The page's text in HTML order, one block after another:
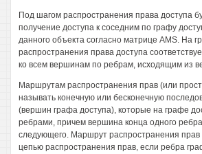
Под шагом распространения права доступа
получение доступа к соседним по графу
данного объекта согласно матрице AMS. На
распространения права доступа
ко всем вершинам по ребрам, исходящим из
Маршрутам распространения прав (или
называть конечную или бесконечную
(вершин графа доступа), которые на графе
ребрами, причем вершина конца одного
следующего. Маршрут распространения прав
цепью распространения прав, если ребра